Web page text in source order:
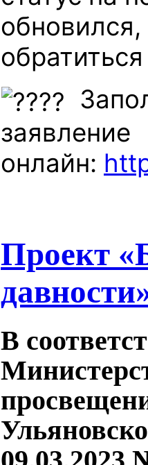
заявление
онлайн:
Проект
В